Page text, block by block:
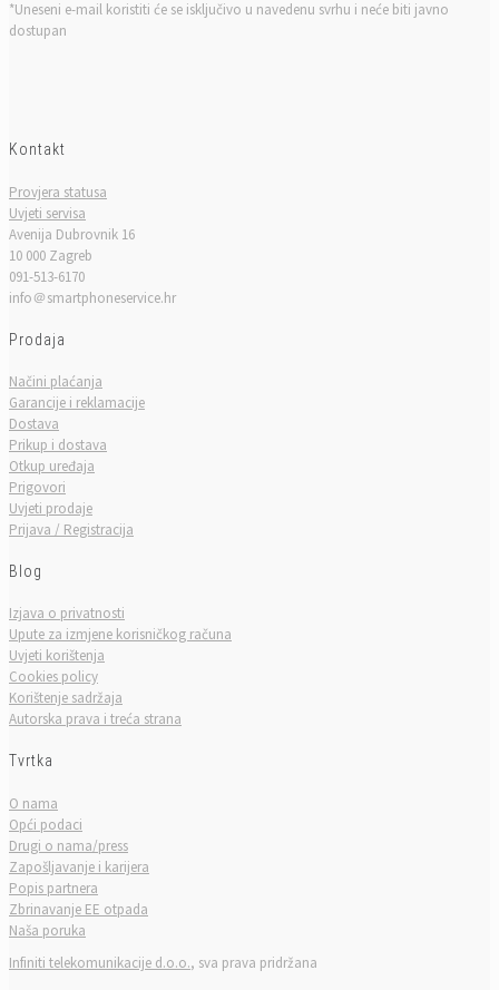
*Uneseni e-mail koristiti će se isključivo u navedenu svrhu i neće biti javno
dostupan
Kontakt
Provjera statusa
Uvjeti servisa
Avenija Dubrovnik 16
10 000 Zagreb
091-513-6170
info＠smartphoneservice.hr
Prodaja
Načini plaćanja
Garancije i reklamacije
Dostava
Prikup i dostava
Otkup uređaja
Prigovori
Uvjeti prodaje
Prijava / Registracija
Blog
Izjava o privatnosti
Upute za izmjene korisničkog računa
Uvjeti korištenja
Cookies policy
Korištenje sadržaja
Autorska prava i treća strana
Tvrtka
O nama
Opći podaci
Drugi o nama/press
Zapošljavanje i karijera
Popis partnera
Zbrinavanje EE otpada
Naša poruka
Infiniti telekomunikacije d.o.o., sva prava pridržana